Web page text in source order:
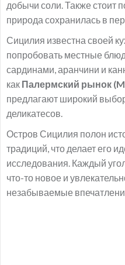
добычи соли. Также стоит
природа сохранилась в
Сицилия известна своей
попробовать местные
сардинами, аранчини и
как Палермский рынок
предлагают широкий
деликатесов.
Остров Сицилия полон
традиций, что делает его
исследования. Каждый
что-то новое и
незабываемые